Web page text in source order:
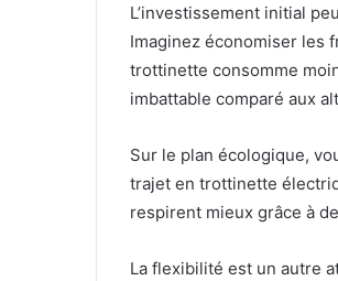
L’investissement initial
Imaginez économiser les
trottinette consomme
imbattable comparé aux
Sur le plan écologique,
trajet en trottinette
respirent mieux grâce à
La flexibilité est un autre